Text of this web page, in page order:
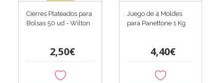
Cierres Plateados para
Bolsas 50 ud - Wilton
2,50€
Juego de 4 Moldes
para Panettone 1 Kg
4,40€